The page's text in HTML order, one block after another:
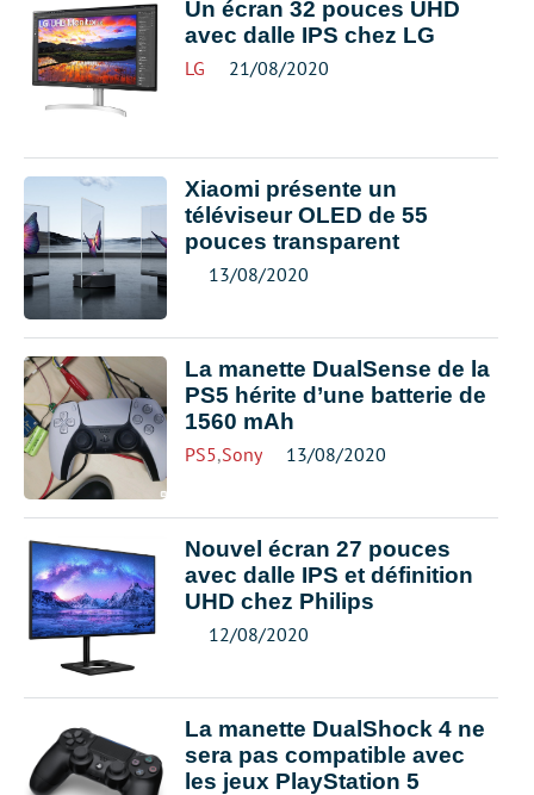
Un écran 32 pouces UHD
avec dalle IPS chez LG
LG 21/08/2020
Xiaomi présente un
téléviseur OLED de 55
pouces transparent
13/08/2020
La manette DualSense de la
PS5 hérite d’une batterie de
1560 mAh
PS5,Sony 13/08/2020
Nouvel écran 27 pouces
avec dalle IPS et définition
UHD chez Philips
12/08/2020
La manette DualShock 4 ne
sera pas compatible avec
les jeux PlayStation 5